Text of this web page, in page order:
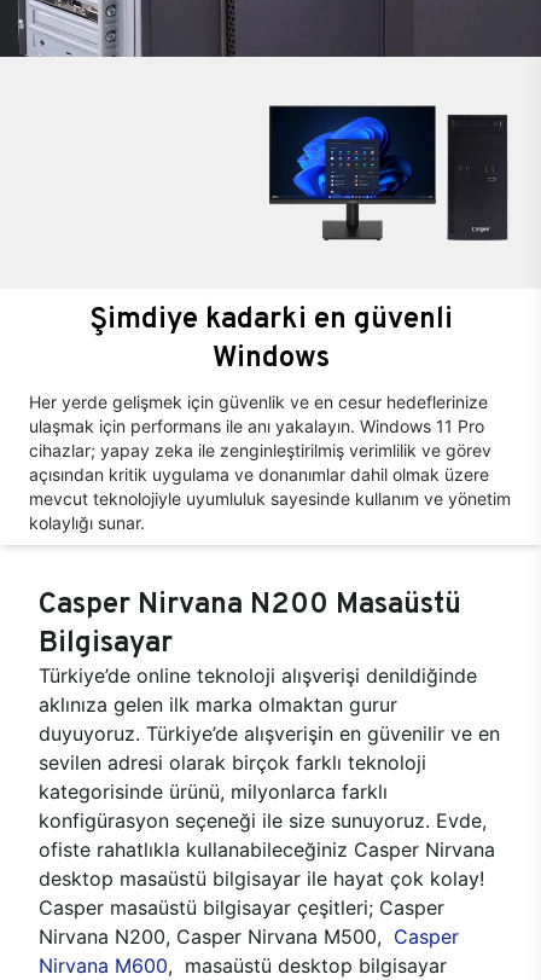
Şimdiye kadarki en güvenli
Windows
Her yerde gelişmek için güvenlik ve en cesur hedeflerinize
ulaşmak için performans ile anı yakalayın. Windows 11 Pro
cihazlar; yapay zeka ile zenginleştirilmiş verimlilik ve görev
açısından kritik uygulama ve donanımlar dahil olmak üzere
mevcut teknolojiyle uyumluluk sayesinde kullanım ve yönetim
kolaylığı sunar.
Casper Nirvana N200 Masaüstü
Bilgisayar
Türkiye’de online teknoloji alışverişi denildiğinde
aklınıza gelen ilk marka olmaktan gurur
duyuyoruz. Türkiye’de alışverişin en güvenilir ve en
sevilen adresi olarak birçok farklı teknoloji
kategorisinde ürünü, milyonlarca farklı
konfigürasyon seçeneği ile size sunuyoruz. Evde,
ofiste rahatlıkla kullanabileceğiniz Casper Nirvana
desktop masaüstü bilgisayar ile hayat çok kolay!
Casper masaüstü bilgisayar çeşitleri; Casper
Nirvana N200, Casper Nirvana M500, Casper
Nirvana M600, masaüstü desktop bilgisayar